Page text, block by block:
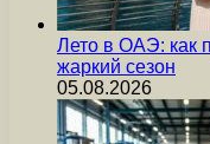
Лето в ОАЭ: как
жаркий сезон
05.08.2026